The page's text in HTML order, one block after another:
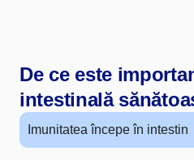
De ce este
intestinală
Imunitatea începe în intestin